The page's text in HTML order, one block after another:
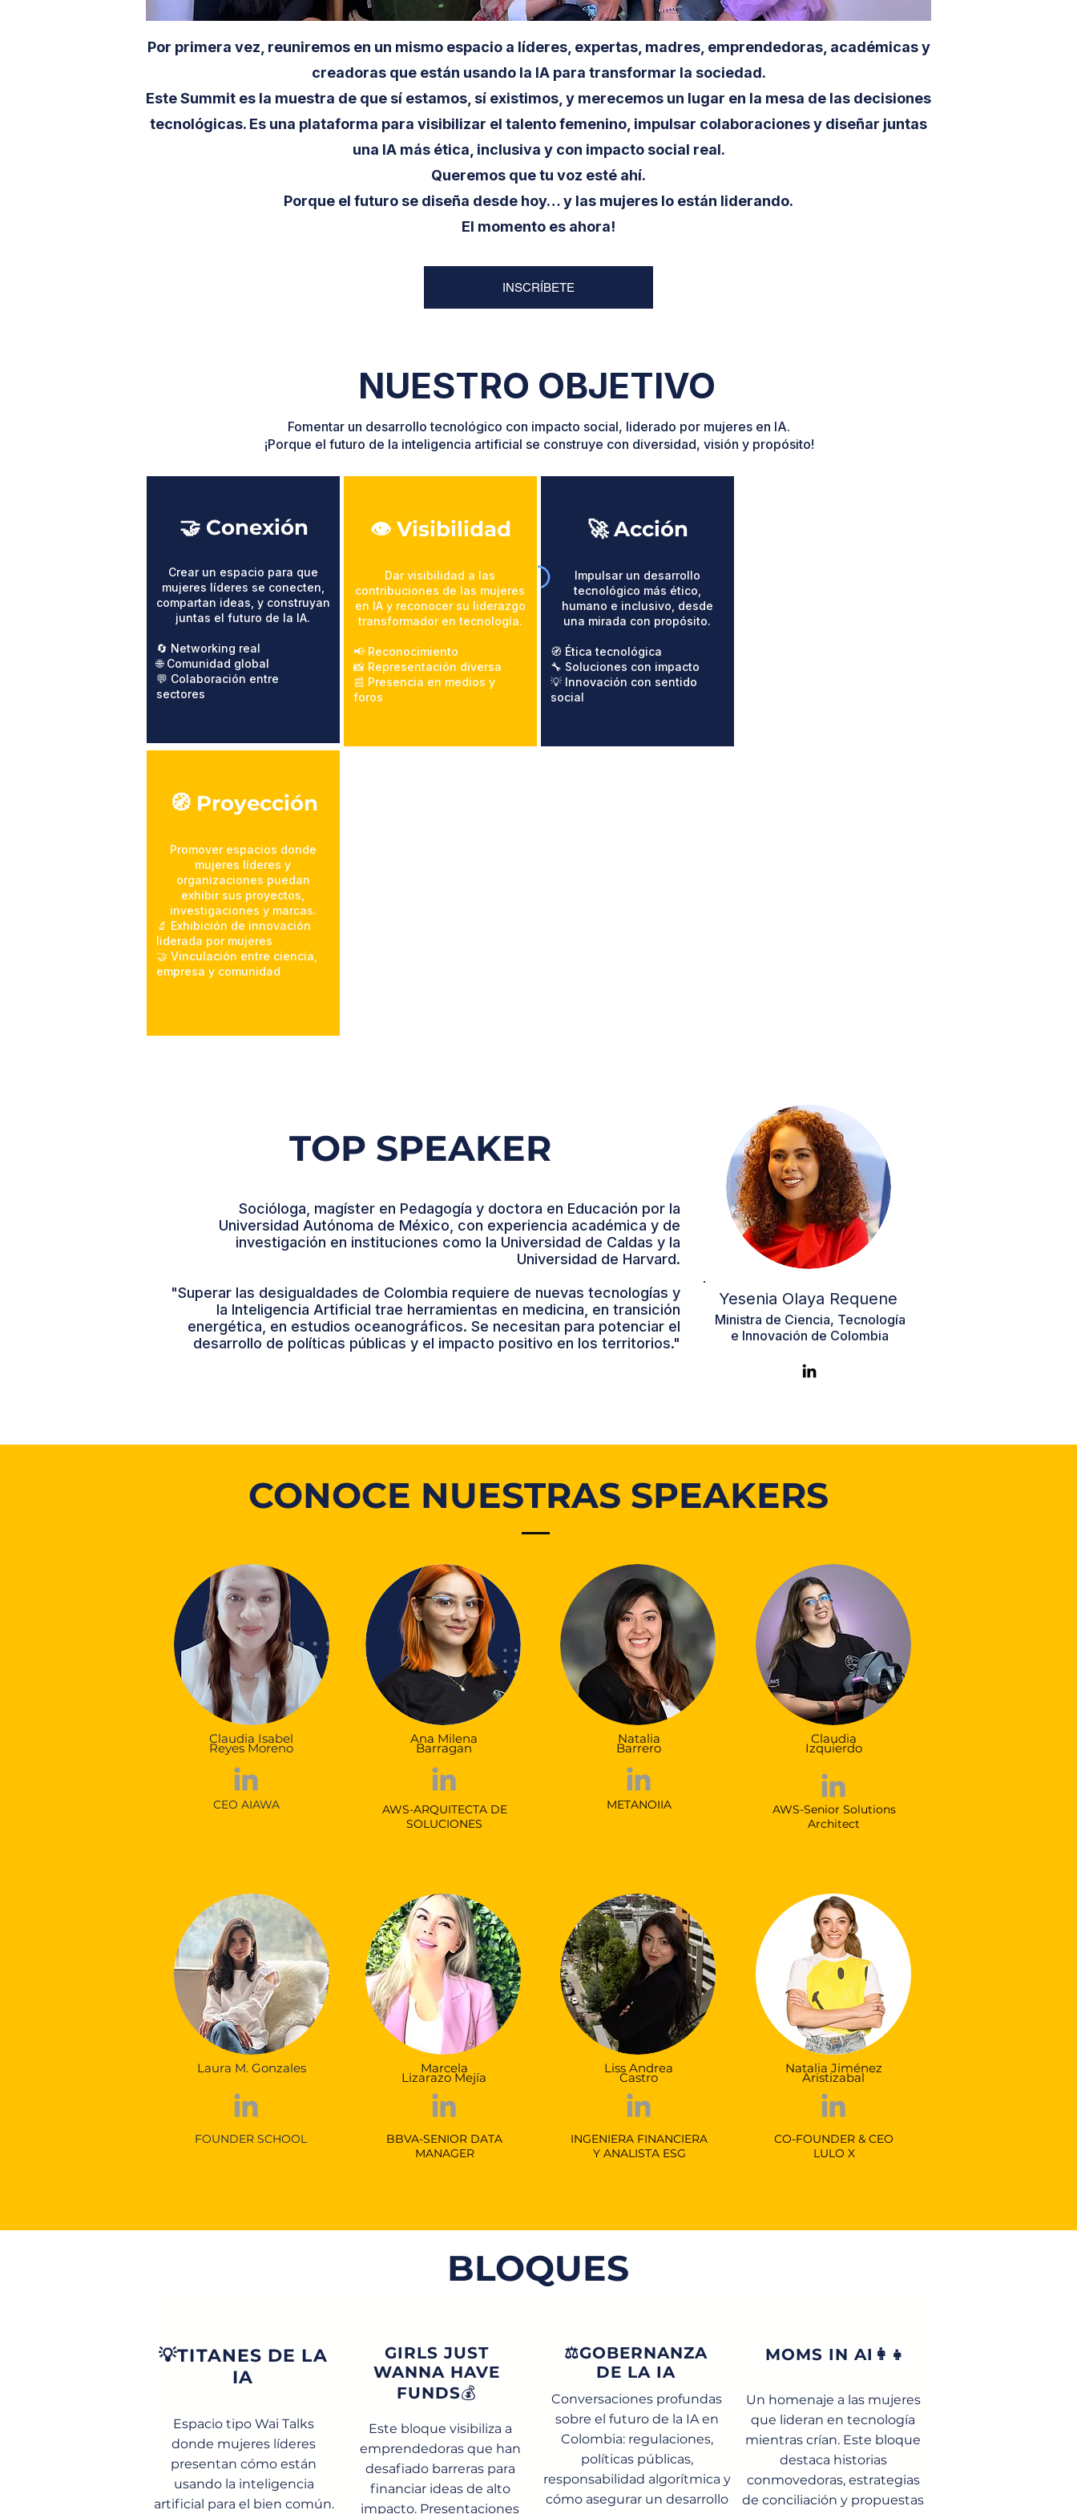
Por primera vez, reuniremos en un mismo espacio a líderes, expertas, madres, emprendedoras, académicas y
creadoras que están usando la IA para transformar la sociedad.
Este Summit es la muestra de que sí estamos, sí existimos, y merecemos un lugar en la mesa de las decisiones
tecnológicas. Es una plataforma para visibilizar el talento femenino, impulsar colaboraciones y diseñar juntas
una IA más ética, inclusiva y con impacto social real.
Queremos que tu voz esté ahí.
Porque el futuro se diseña desde hoy… y las mujeres lo están liderando.
El momento es ahora!
INSCRÍBETE
NUESTRO OBJETIVO
Fomentar un desarrollo tecnológico con impacto social, liderado por mujeres en IA.
¡Porque el futuro de la inteligencia artificial se construye con diversidad, visión y propósito!
🤝 Conexión
Crear un espacio para que
mujeres líderes se conecten,
compartan ideas, y construyan
juntas el futuro de la IA.
🔄 Networking real
🌐 Comunidad global
💬 Colaboración entre
sectores
👁️ Visibilidad
Dar visibilidad a las
contribuciones de las mujeres
en IA y reconocer su liderazgo
transformador en tecnología.
📢 Reconocimiento
📸 Representación diversa
📰 Presencia en medios y
foros
🚀 Acción
Impulsar un desarrollo
tecnológico más ético,
humano e inclusivo, desde
una mirada con propósito.
🧭 Ética tecnológica
🔧 Soluciones con impacto
💡 Innovación con sentido
social
🧭 Proyección
Promover espacios donde
mujeres líderes y
organizaciones puedan
exhibir sus proyectos,
investigaciones y marcas.
🔬 Exhibición de innovación
liderada por mujeres
🤝 Vinculación entre ciencia,
empresa y comunidad
Socióloga, magíster en Pedagogía y doctora en Educación por la
Universidad Autónoma de México, con experiencia académica y de
investigación en instituciones como la Universidad de Caldas y la
Universidad de Harvard.
"Superar las desigualdades de Colombia requiere de nuevas tecnologías y
la Inteligencia Artificial trae herramientas en medicina, en transición
energética, en estudios oceanográficos. Se necesitan para potenciar el
desarrollo de políticas públicas y el impacto positivo en los territorios."
Yesenia Olaya Requene​​
Ministra de Ciencia, Tecnología
e Innovación de Colombia
TOP SPEAKER
CONOCE NUESTRAS SPEAKERS
Claudia Isabel
Reyes Moreno
CEO AIAWA
Ana Milena
Barragan
AWS-ARQUITECTA DE
SOLUCIONES
Natalia
Barrero
METANOIIA
Claudia
Izquierdo
AWS-Senior Solutions
Architect
Laura M. Gonzales
FOUNDER SCHOOL
Marcela
Lizarazo Mejía
BBVA-SENIOR DATA
MANAGER
Liss Andrea
Castro
INGENIERA FINANCIERA
Y ANALISTA ESG
Natalia Jiménez
Aristizabal
CO-FOUNDER & CEO
LULO X
BLOQUES
💡TITANES DE LA
IA
Espacio tipo Wai Talks
donde mujeres líderes
presentan cómo están
usando la inteligencia
artificial para el bien común.
GIRLS JUST
WANNA HAVE
FUNDS💰
Este bloque visibiliza a
emprendedoras que han
desafiado barreras para
financiar ideas de alto
impacto. Presentaciones
⚖️GOBERNANZA
DE LA IA
Conversaciones profundas
sobre el futuro de la IA en
Colombia: regulaciones,
políticas públicas,
responsabilidad algorítmica y
cómo asegurar un desarrollo
MOMS IN AI👩‍👧
Un homenaje a las mujeres
que lideran en tecnología
mientras crían. Este bloque
destaca historias
conmovedoras, estrategias
de conciliación y propuestas